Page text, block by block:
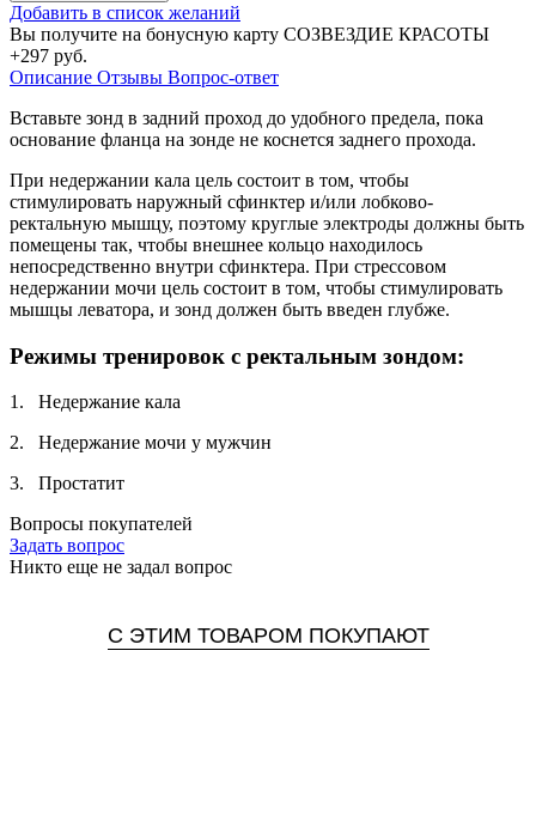
Добавить в список желаний
Вы получите на бонусную карту СОЗВЕЗДИЕ КРАСОТЫ
+297 руб.
Описание Отзывы Вопрос-ответ
Вставьте зонд в задний проход до удобного предела, пока
основание фланца на зонде не коснется заднего прохода.
При недержании кала цель состоит в том, чтобы
стимулировать наружный сфинктер и/или лобково-
ректальную мышцу, поэтому круглые электроды должны быть
помещены так, чтобы внешнее кольцо находилось
непосредственно внутри сфинктера. При стрессовом
недержании мочи цель состоит в том, чтобы стимулировать
мышцы леватора, и зонд должен быть введен глубже.
Режимы тренировок с ректальным зондом:
1. Недержание кала
2. Недержание мочи у мужчин
3. Простатит
Вопросы покупателей
Задать вопрос
Никто еще не задал вопрос
С ЭТИМ ТОВАРОМ ПОКУПАЮТ